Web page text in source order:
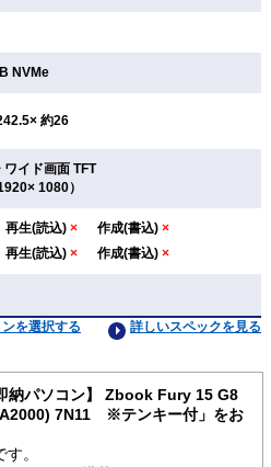
NVMe
約26
イド画面 TFT
1080）
再生(読込) × 作成(書込) ×
再生(読込) × 作成(書込) ×
詳しいスペックを見る
を選択する
納パソコン】 Zbook Fury 15 G8
7N11 ※テンキー付」をお
。